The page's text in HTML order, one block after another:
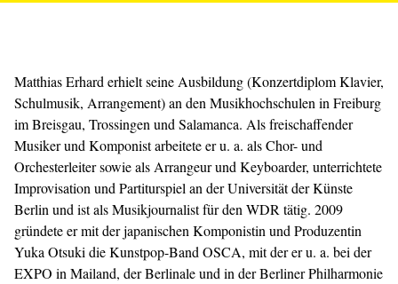
Matthias Erhard erhielt seine Ausbildung (Konzertdiplom Klavier,
Schulmusik, Arrangement) an den Musikhochschulen in Freiburg
im Breisgau, Trossingen und Salamanca. Als freischaffender
Musiker und Komponist arbeitete er u. a. als Chor- und
Orchesterleiter sowie als Arrangeur und Keyboarder, unterrichtete
Improvisation und Partiturspiel an der Universität der Künste
Berlin und ist als Musikjournalist für den WDR tätig. 2009
gründete er mit der japanischen Komponistin und Produzentin
Yuka Otsuki die Kunstpop-Band OSCA, mit der er u. a. bei der
EXPO in Mailand, der Berlinale und in der Berliner Philharmonie